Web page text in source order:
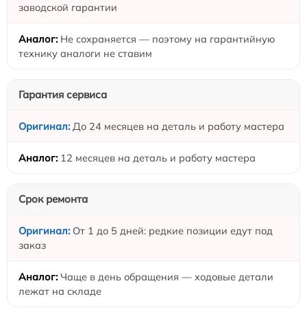
заводской гарантии
Не сохраняется — поэтому на гарантийную
технику аналоги не ставим
Гарантия сервиса
До 24 месяцев на деталь и работу мастера
12 месяцев на деталь и работу мастера
Срок ремонта
От 1 до 5 дней: редкие позиции едут под
заказ
Чаще в день обращения — ходовые детали
лежат на складе